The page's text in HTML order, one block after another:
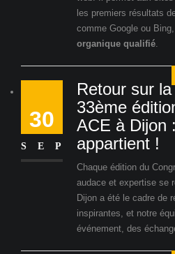
les premiers résultats
comme Google ou
organique qualifié.
30
SEP
Retour sur la
33ème
ACE à Dijon
appartient !
Chaque édition du
audace et expertise se
Dijon a été le cadre de
inspirantes, et notre
événement, des